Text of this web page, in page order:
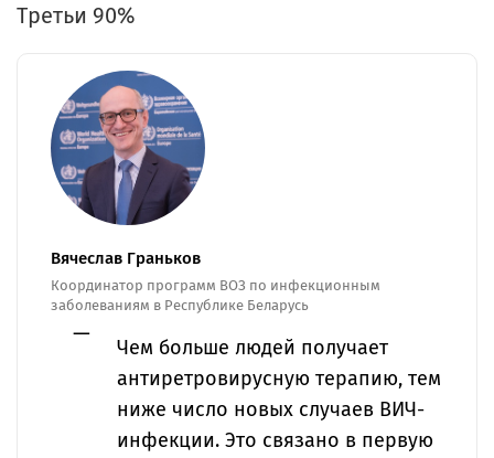
Третьи 90%
Вячеслав Граньков
Координатор программ ВОЗ по инфекционным
заболеваниям в Республике Беларусь
Чем больше людей получает
антиретровирусную терапию, тем
ниже число новых случаев ВИЧ-
инфекции. Это связано в первую